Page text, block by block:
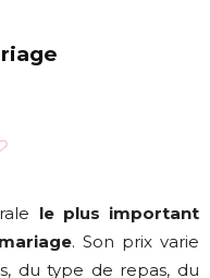
le plus important
. Son prix varie
du type de repas, du